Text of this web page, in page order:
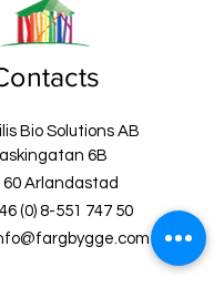
Bio Solutions AB
6B
60 Arlandastad
(0) 8-551 747 50